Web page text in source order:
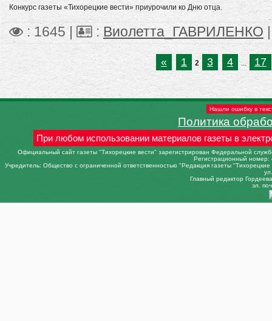
Конкурс газеты «Тихорецкие вести» приурочили ко Дню отца.
: 1645 | : Виолетта_ГАВРИЛЕНКО
« 1 2 3 4 17
Нашли ошибку в
Политика
При любом использовании материалов газеты в
Официальный сайт газеты "Тихорецкие вести" зарегистрирован Федеральной
Регистрационный
Учредитель: Общество с ограниченной ответственностью "Редакция газеты
Главный редактор
эл.